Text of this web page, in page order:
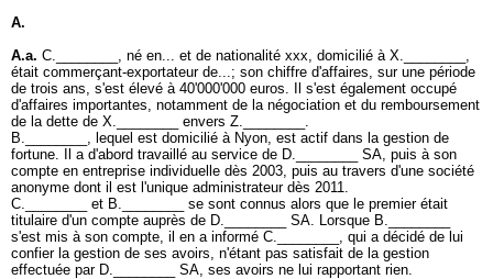
A.
A.a. C.________, né en... et de nationalité xxx, domicilié à X.________,
était commerçant-exportateur de...; son chiffre d'affaires, sur une période
de trois ans, s'est élevé à 40'000'000 euros. Il s'est également occupé
d'affaires importantes, notamment de la négociation et du remboursement
de la dette de X.________ envers Z.________.
B.________, lequel est domicilié à Nyon, est actif dans la gestion de
fortune. Il a d'abord travaillé au service de D.________ SA, puis à son
compte en entreprise individuelle dès 2003, puis au travers d'une société
anonyme dont il est l'unique administrateur dès 2011.
C.________ et B.________ se sont connus alors que le premier était
titulaire d'un compte auprès de D.________ SA. Lorsque B.________
s'est mis à son compte, il en a informé C.________, qui a décidé de lui
confier la gestion de ses avoirs, n'étant pas satisfait de la gestion
effectuée par D.________ SA, ses avoirs ne lui rapportant rien.